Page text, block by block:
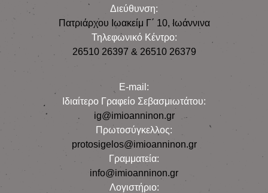
Διεύθυνση:
Πατριάρχου Ιωακείμ Γ΄ 10, Iωάννινα
Τηλεφωνικό Κέντρο:
26510 26397 & 26510 26379
E-mail:
Iδιαίτερο Γραφείο Σεβασμιωτάτου:
ig@imioanninon.gr
Πρωτοσύγκελλος:
protosigelos@imioanninon.gr
Γραμματεία:
info@imioanninon.gr
Λογιστήριο: